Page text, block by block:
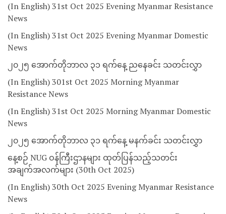
(In English) 31st Oct 2025 Evening Myanmar Resistance
News
(In English) 31st Oct 2025 Evening Myanmar Domestic
News
၂၀၂၅ အောက်တိုဘာလ ၃၁ ရက်နေ့ ညနေခင်း သတင်းလွှာ
(In English) 301st Oct 2025 Morning Myanmar
Resistance News
(In English) 31st Oct 2025 Morning Myanmar Domestic
News
၂၀၂၅ အောက်တိုဘာလ ၃၁ ရက်နေ့ မနက်ခင်း သတင်းလွှာ
နေ့စဉ် NUG ဝန်ကြီးဌာနများ ထုတ်ပြန်သည့်သတင်း
အချက်အလက်များ (30th Oct 2025)
(In English) 30th Oct 2025 Evening Myanmar Resistance
News